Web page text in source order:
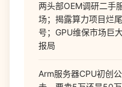
两头部OEM调研二手
场；揭露算力项目烂
号；GPU维保市场巨
报局
Arm服务器CPU初创